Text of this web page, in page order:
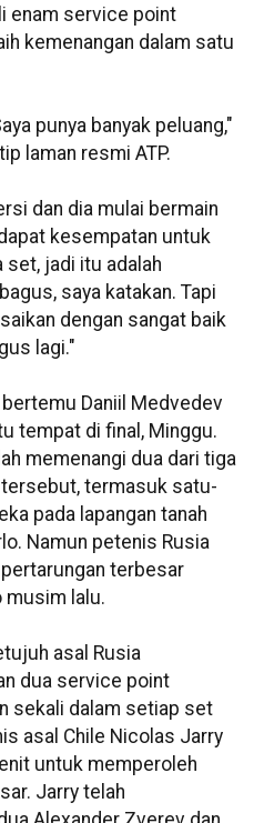
enam service point
kemenangan dalam satu
punya banyak peluang,"
laman resmi ATP.
dan dia mulai bermain
kesempatan untuk
set, jadi itu adalah
saya katakan. Tapi
dengan sangat baik
lagi."
Daniil Medvedev
tempat di final, Minggu.
memenangi dua dari tiga
termasuk satu-
pada lapangan tanah
Namun petenis Rusia
terbesar
musim lalu.
asal Rusia
dua service point
sekali dalam setiap set
asal Chile Nicolas Jarry
untuk memperoleh
Jarry telah